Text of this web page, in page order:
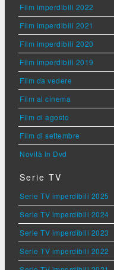
Film imperdibili 2022
Film imperdibili 2021
Film imperdibili 2020
Film imperdibili 2019
Film da vedere
Film al cinema
Film di agosto
Film di settembre
Novità in Dvd
Serie TV
Serie TV imperdibili 2025
Serie TV imperdibili 2024
Serie TV imperdibili 2023
Serie TV imperdibili 2022